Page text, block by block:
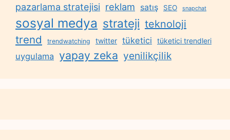
pazarlama stratejisi reklam satış SEO snapchat
sosyal medya strateji teknoloji
trend trendwatching twitter tüketici tüketici trendleri
uygulama yapay zeka yenilikçilik